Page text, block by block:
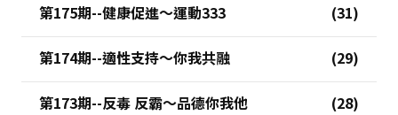
第175期--健康促進～運動333
第174期--適性支持～你我共融
第173期--反毒 反霸～品德你我他